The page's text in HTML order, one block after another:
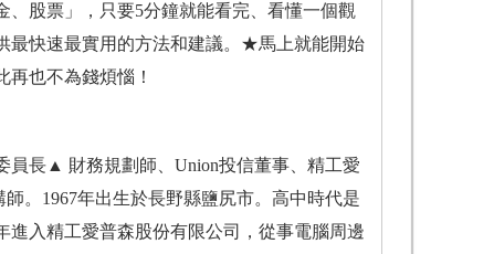
股票」，只要5分鐘就能看完、看懂一個觀
最快速最實用的方法和建議。★馬上就能開始
也不為錢煩惱！
員長▲ 財務規劃師、Union投信董事、精工愛
。1967年出生於長野縣鹽尻市。高中時代是
進入精工愛普森股份有限公司，從事電腦周邊